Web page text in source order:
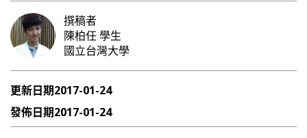
撰稿者
陳柏任學生
國立台灣大學
更新日期2017-01-24
發佈日期2017-01-24